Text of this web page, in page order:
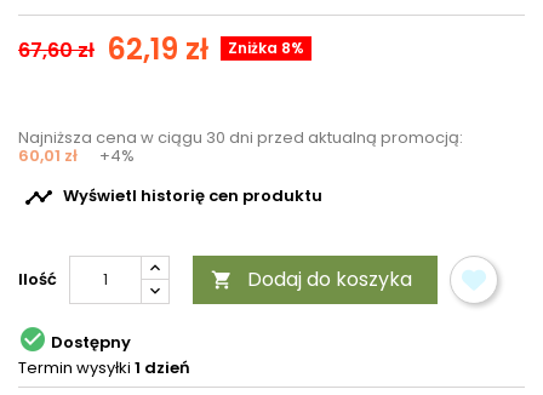
67,60 zł 62,19 zł Zniżka 8%
Najniższa cena w ciągu 30 dni przed aktualną promocją:
60,01 zł +4%
 Wyświetl historię cen produktu
Ilość  Dodaj do koszyka
 Dostępny
Termin wysyłki 1 dzień